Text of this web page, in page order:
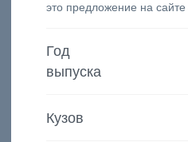
это предложение на сайте
Год
выпуска
Кузов